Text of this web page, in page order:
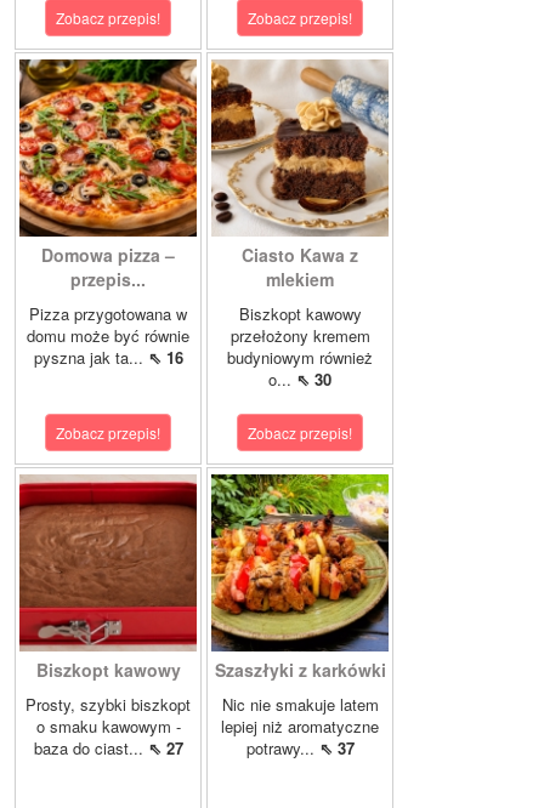
Zobacz przepis! Zobacz przepis!
Domowa pizza –
przepis...
Pizza przygotowana w
domu może być równie
pyszna jak ta... ⇖ 16
Zobacz przepis!
Ciasto Kawa z
mlekiem
Biszkopt kawowy
przełożony kremem
budyniowym również
o... ⇖ 30
Zobacz przepis!
Biszkopt kawowy
Prosty, szybki biszkopt
o smaku kawowym -
baza do ciast... ⇖ 27
Szaszłyki z karkówki
Nic nie smakuje latem
lepiej niż aromatyczne
potrawy... ⇖ 37